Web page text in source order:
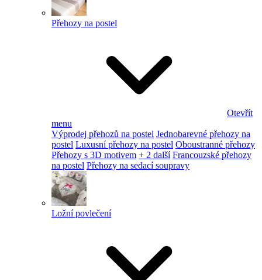
Přehozy na postel
Otevřít
menu
Výprodej přehozů na postel Jednobarevné přehozy na
postel Luxusní přehozy na postel Oboustranné přehozy
Přehozy s 3D motivem + 2 další Francouzské přehozy
na postel Přehozy na sedací soupravy
Ložní povlečení